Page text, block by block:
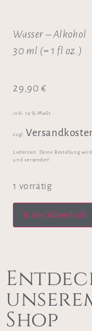
Wasser – Alkohol
30 ml (= 1 fl oz.)
29,90 €
inkl. 19 % MwSt.
zzgl.
Lieferzeit:
Deine Bestellung
und versendet!
1 vorrätig
In den Warenkorb
Shop